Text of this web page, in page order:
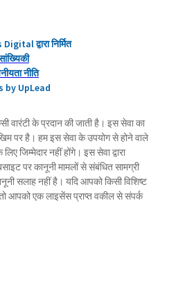
द्वारा निर्मित
नीति
by UpLead
वारंटी के प्रदान की जाती है। इस सेवा का
पर है। हम इस सेवा के उपयोग से होने वाले
जिम्मेदार नहीं होंगे। इस सेवा द्वारा
पर कानूनी मामलों से संबंधित सामग्री
सलाह नहीं है। यदि आपको किसी विशिष्ट
आपको एक लाइसेंस प्राप्त वकील से संपर्क